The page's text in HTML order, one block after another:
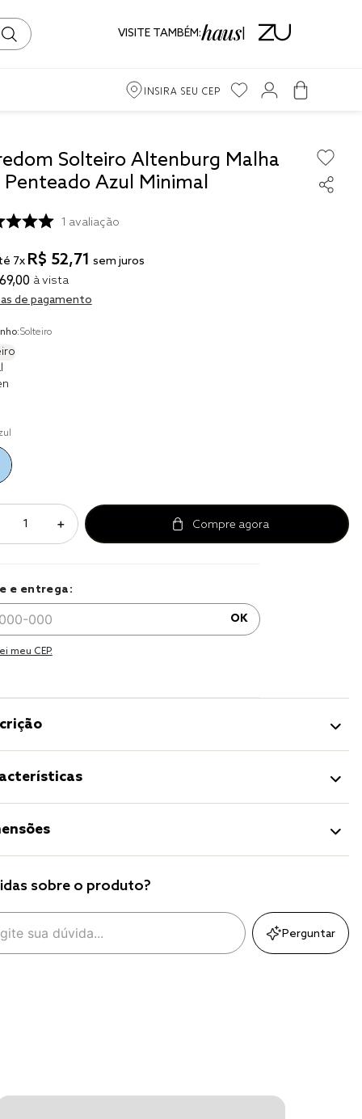
VISITE TAMBÉM:
INSIRA SEU CEP
Solteiro Altenburg Malha
Penteado Azul Minimal
1 avaliação
7x R$ 52,71 sem juros
,00 à vista
de pagamento
Solteiro
＋
e entrega:
OK
meu CEP.
sobre o produto?
Perguntar